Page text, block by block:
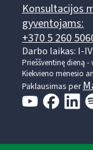
Konsultacijos
gyventojams:
+370 5 260
Darbo laikas: I-IV
Prieššventinę dieną
Kiekvieno mėnesio
Paklausimas per